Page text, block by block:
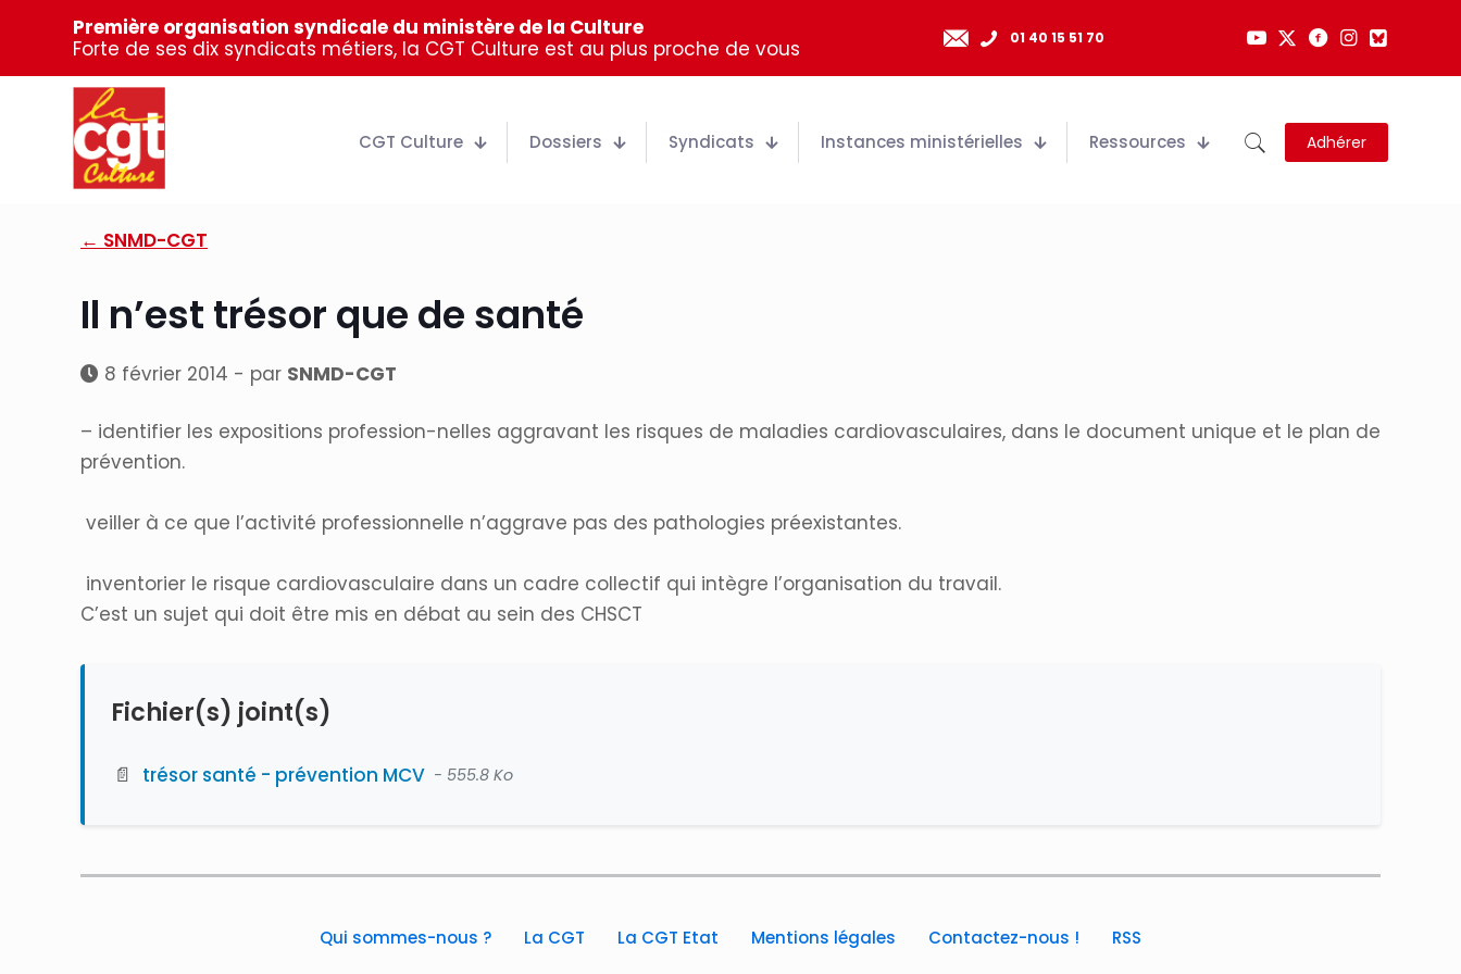
Première organisation syndicale du ministère de la Culture
Forte de ses dix syndicats métiers, la CGT Culture est au plus proche de vous
01 40 15 51 70
CGT Culture Dossiers Syndicats Instances ministérielles Ressources Adhérer
← SNMD-CGT
Il n’est trésor que de santé
8 février 2014 - par SNMD-CGT
– identifier les expositions profession-nelles aggravant les risques de maladies cardiovasculaires, dans le document unique et le plan de
prévention.
veiller à ce que l’activité professionnelle n’aggrave pas des pathologies préexistantes.
inventorier le risque cardiovasculaire dans un cadre collectif qui intègre l’organisation du travail.
C’est un sujet qui doit être mis en débat au sein des CHSCT
Fichier(s) joint(s)
📄 trésor santé - prévention MCV - 555.8 Ko
Qui sommes-nous ? La CGT La CGT Etat Mentions légales Contactez-nous ! RSS